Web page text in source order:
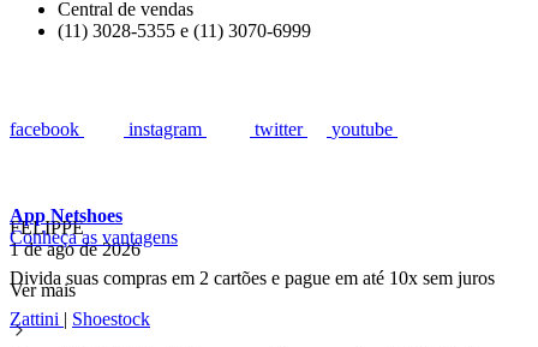
FELIPPE
1 de ago de 2026
Ver mais
Central de vendas
(11) 3028-5355 e (11) 3070-6999
facebook instagram twitter youtube
App Netshoes
Conheça as vantagens
Divida suas compras em 2 cartões e pague em até 10x sem juros
Zattini | Shoestock